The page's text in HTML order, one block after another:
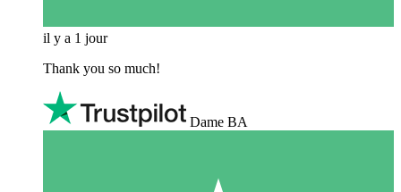
il y a 1 jour
Thank you so much!
Dame BA